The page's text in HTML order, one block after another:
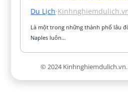
Du Lịch·
Là một trong những thành phố lâu
Naples luôn…
© 2024